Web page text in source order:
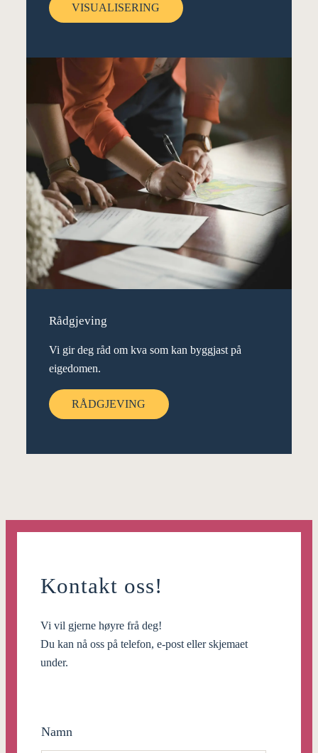
VISUALISERING
Rådgjeving
Vi gir deg råd om kva som kan byggjast på
eigedomen.
RÅDGJEVING
Kontakt oss!
Vi vil gjerne høyre frå deg!
Du kan nå oss på telefon, e-post eller skjemaet
under.
Namn